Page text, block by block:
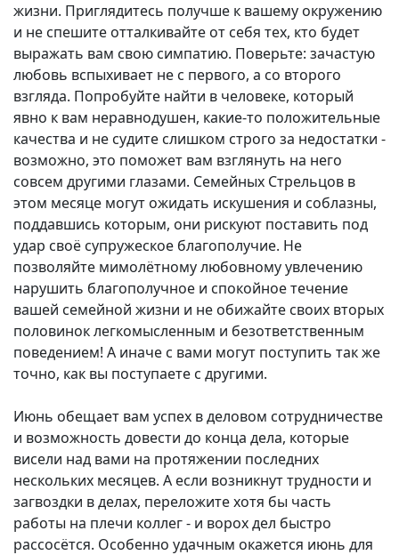
жизни. Приглядитесь получше к вашему окружению
и не спешите отталкивайте от себя тех, кто будет
выражать вам свою симпатию. Поверьте: зачастую
любовь вспыхивает не с первого, а со второго
взгляда. Попробуйте найти в человеке, который
явно к вам неравнодушен, какие-то положительные
качества и не судите слишком строго за недостатки -
возможно, это поможет вам взглянуть на него
совсем другими глазами. Семейных Стрельцов в
этом месяце могут ожидать искушения и соблазны,
поддавшись которым, они рискуют поставить под
удар своё супружеское благополучие. Не
позволяйте мимолётному любовному увлечению
нарушить благополучное и спокойное течение
вашей семейной жизни и не обижайте своих вторых
половинок легкомысленным и безответственным
поведением! А иначе с вами могут поступить так же
точно, как вы поступаете с другими.
Июнь обещает вам успех в деловом сотрудничестве
и возможность довести до конца дела, которые
висели над вами на протяжении последних
нескольких месяцев. А если возникнут трудности и
загвоздки в делах, переложите хотя бы часть
работы на плечи коллег - и ворох дел быстро
рассосётся. Особенно удачным окажется июнь для